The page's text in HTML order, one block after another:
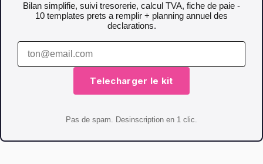
Bilan simplifie, suivi tresorerie, calcul TVA, fiche de paie -
10 templates prets a remplir + planning annuel des
declarations.
Telecharger le kit
Pas de spam. Desinscription en 1 clic.